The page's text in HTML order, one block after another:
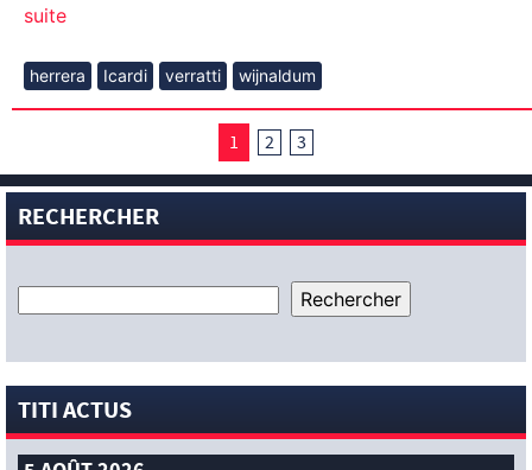
suite
herrera Icardi verratti wijnaldum
1 2 3
RECHERCHER
TITI ACTUS